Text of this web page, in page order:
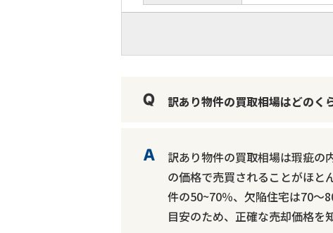
訳あり物件の買取相場はどのく
訳あり物件の買取相場は瑕疵の
の価格で売買されることがほと
件の50~70％、欠陥住宅は70～
目安のため、正確な売却価格を